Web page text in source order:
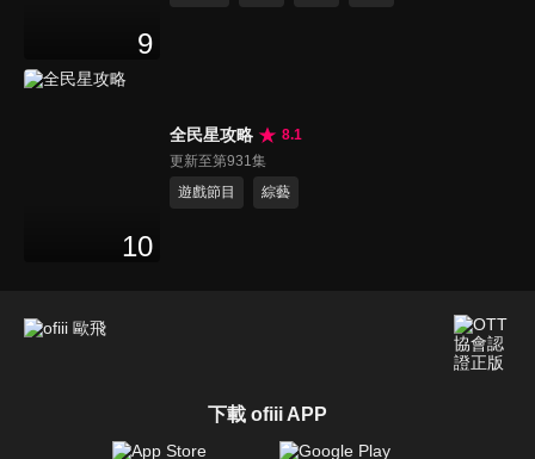
9
10
全民星攻略
8.1
更新至第931集
遊戲節目
綜藝
下載 ofiii APP